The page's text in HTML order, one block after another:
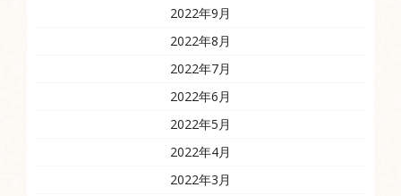
2022年9月
2022年8月
2022年7月
2022年6月
2022年5月
2022年4月
2022年3月